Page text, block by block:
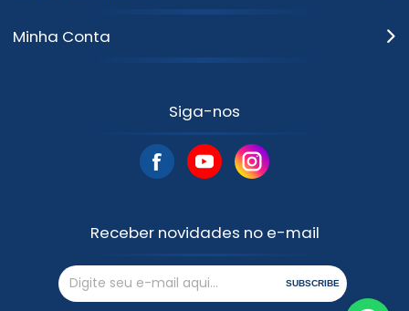
Minha Conta
Siga-nos
Receber novidades no e-mail
SUBSCRIBE